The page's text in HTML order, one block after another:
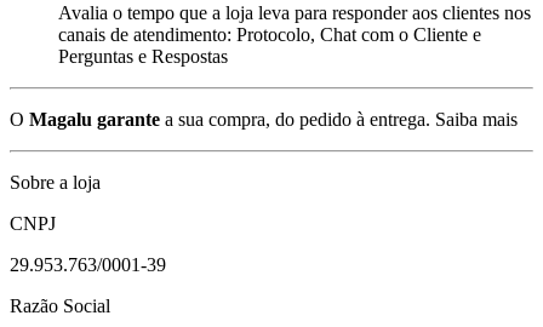
Avalia o tempo que a loja leva para responder aos clientes nos
canais de atendimento: Protocolo, Chat com o Cliente e
Perguntas e Respostas
O Magalu garante a sua compra, do pedido à entrega. Saiba mais
Sobre a loja
CNPJ
29.953.763/0001-39
Razão Social